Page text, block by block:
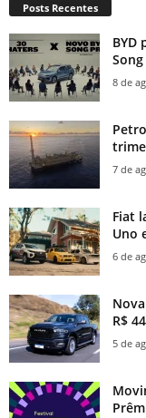
Posts Recentes
BYD
8 de
7 de
Fiat
Uno
6 de
R$
5 de